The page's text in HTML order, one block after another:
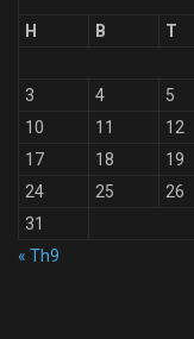
H B T
3
4 5
10
11 12
17
18 19
24
25 26
31
« Th9